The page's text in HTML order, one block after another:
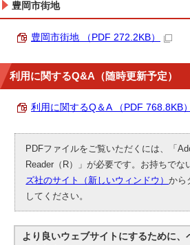
豊岡市街地
豊岡市街地 （PDF 272.2KB）
利用に関するQ&A（随時更新予定）
利用に関するQ＆A （PDF 768.8KB）
PDFファイルをご覧いただくには、「
Reader（R）」が必要です。お持ちでな
ズ社のサイト（新しいウィンドウ）から
してください。
より良いウェブサイトにするために、